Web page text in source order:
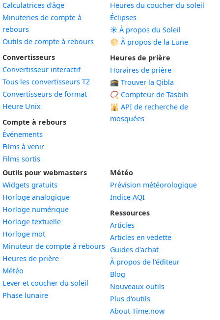
Calculatrices d'âge
Minuteries de compte à
rebours
Outils de compte à rebours
Convertisseurs
Convertisseur interactif
Tous les convertisseurs TZ
Convertisseurs de format
Heure Unix
Compte à rebours
Événements
Films à venir
Films sortis
Heures du coucher du soleil
Éclipses
☀️ À propos du Soleil
🌕 À propos de la Lune
Heures de prière
Horaires de prière
🕋 Trouver la Qibla
📿 Compteur de Tasbih
🕌 API de recherche de
mosquées
Outils pour webmasters
Widgets gratuits
Horloge analogiqueWidget
Horloge numériqueWidget
Horloge textuelleWidget
Horloge motWidget
Minuteur de compte à rebours Widget
Heures de prièreWidget
Météo
Lever et coucher du soleil
Phase lunaireWidget
Météo
Prévision météorologique
Indice AQI
Ressources
Articles
Articles en vedette
Guides d'achat
À propos de l'éditeur
Blog
Nouveaux outils
Plus d'outils
About Time.now